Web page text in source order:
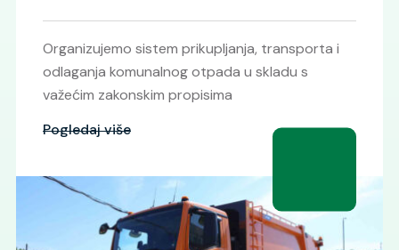
Brinemo o održavanju čistoće javnih površina na
području općine Tešanj u skladu sa ugovorom i
planom komunalne higijene